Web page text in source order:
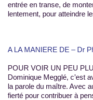
entrée en transe, de
lentement, pour atteindre
A LA MANIERE DE – Dr
POUR VOIR UN PEU
Dominique Megglé, c’est
la parole du maître. Avec
fierté pour contribuer à